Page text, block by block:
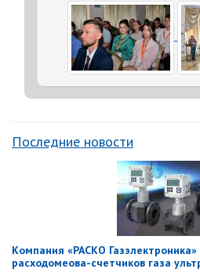
Последние новости
Компания «РАСКО
расходомеова-счетчиков газа